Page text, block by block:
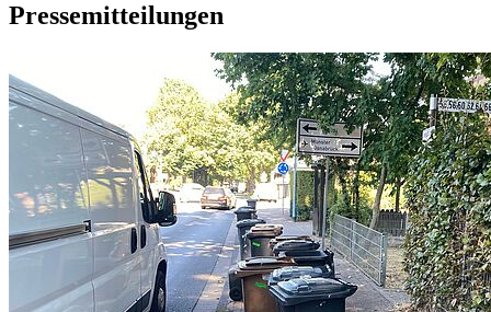
Pressemitteilungen